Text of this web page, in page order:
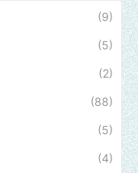
(9)
(5)
(2)
(88)
(5)
(4)